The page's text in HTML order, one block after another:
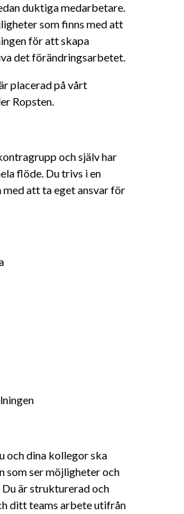
duktiga medarbetare.
som finns med att
för att skapa
det förändringsarbetet.
placerad på vårt
Ropsten.
och själv har
flöde. Du trivs i en
att ta eget ansvar för
och dina kollegor ska
som ser möjligheter och
är strukturerad och
ditt teams arbete utifrån